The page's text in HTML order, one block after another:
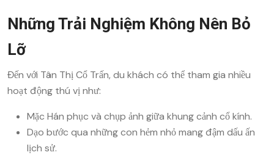
Những Trải Nghiệm Không Nên Bỏ
Lỡ
Đến với Tân Thị Cổ Trấn, du khách có thể tham gia nhiều
hoạt động thú vị như:
Mặc Hán phục và chụp ảnh giữa khung cảnh cổ kính.
Dạo bước qua những con hẻm nhỏ mang đậm dấu ấn
lịch sử.